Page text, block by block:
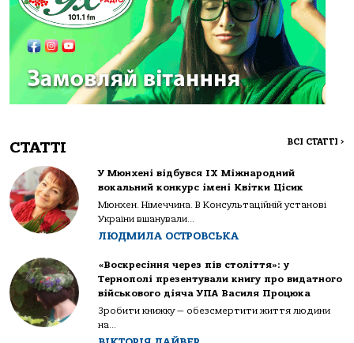
СТАТТІ ВСІ СТАТТІ >
У Мюнхені відбувся IX Міжнародний
вокальний конкурс імені Квітки Цісик
Мюнхен. Німеччина. В Консультаційній установі
України вшанували...
ЛЮДМИЛА ОСТРОВСЬКА
«Воскресіння через пів століття»: у
Тернополі презентували книгу про видатного
військового діяча УПА Василя Процюка
Зробити книжку — обезсмертити життя людини
на...